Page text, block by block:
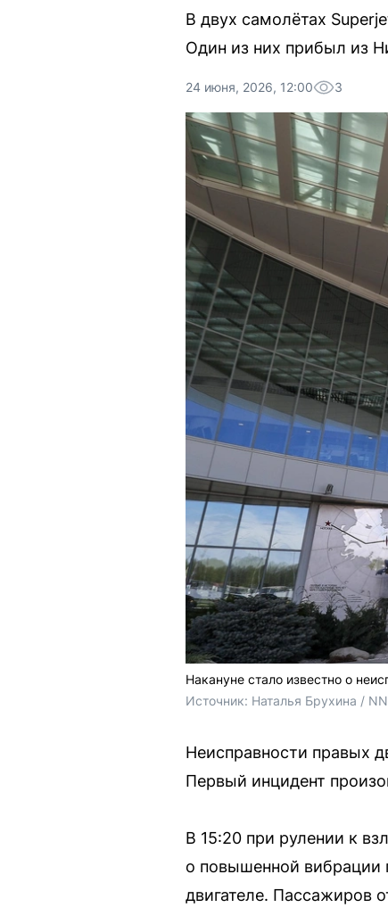
В двух самолётах
Один из них прибыл из
24 июня, 2026, 12:00 3
Накануне стало известно о
Источник: Наталья Брухина /
Неисправности правых
Первый инцидент
В 15:20 при рулении к
о повышенной вибрации
двигателе. Пассажиров